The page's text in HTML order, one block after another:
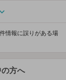
情報に誤りがある場
方へ